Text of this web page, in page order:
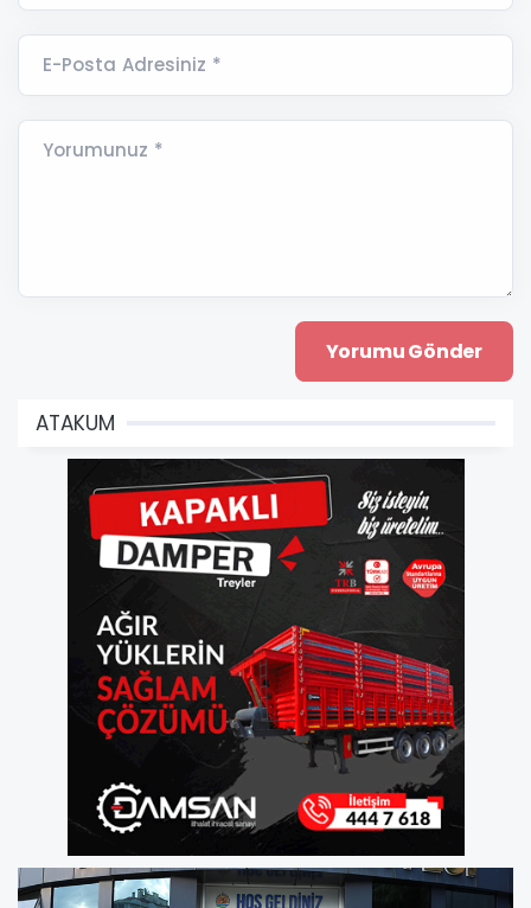
E-Posta Adresiniz *
Yorumunuz *
ATAKUM